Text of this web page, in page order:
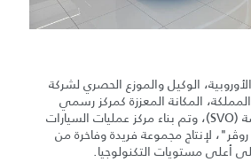
الوكيل والموزع الحصري لشركة
المكانة المعززة كمركز رسمي
لعمليات السيارات الخاصة (SVO)، وتم بناء مركز عمليات السيارات
لإنتاج مجموعة فريدة وفاخرة من
أعلى مستويات التكنولوجيا.